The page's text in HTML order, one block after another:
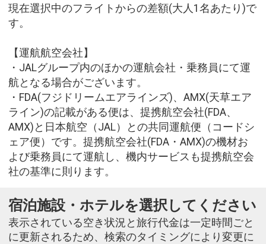
現在選択中のフライトからの差額(大人1名あたり)で
す。
【運航航空会社】
・JALグループ内のほかの運航会社・乗務員にて運
航となる場合がございます。
・FDA(フジドリームエアラインズ)、AMX(天草エア
ライン)の記載がある便は、提携航空会社(FDA、
AMX)と日本航空（JAL）との共同運航便（コードシ
ェア便）です。提携航空会社(FDA・AMX)の機材お
よび乗務員にて運航し、機内サービスも提携航空会
社の基準に則ります。
宿泊施設・ホテルを選択してください
表示されている空き状況と旅行代金は一定時間ごと
に更新されるため、検索のタイミングにより変更に